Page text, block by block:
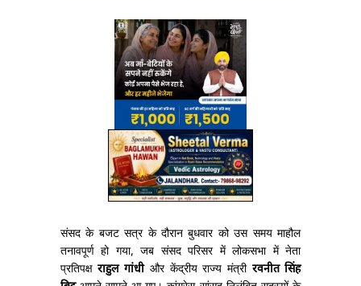
संसद के बजट सत्र के दौरान बुधवार को उस समय माहौल
तनावपूर्ण हो गया, जब संसद परिसर में लोकसभा में नेता
प्रतिपक्षराहुल गांधीऔर केंद्रीय राज्य मंत्री रवनीत सिंह